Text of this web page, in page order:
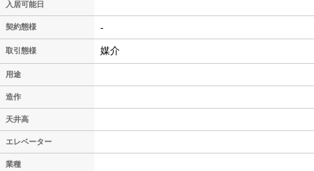
入居可能日
契約態様 -
取引態様 媒介
用途
造作
天井高
エレベーター
業種